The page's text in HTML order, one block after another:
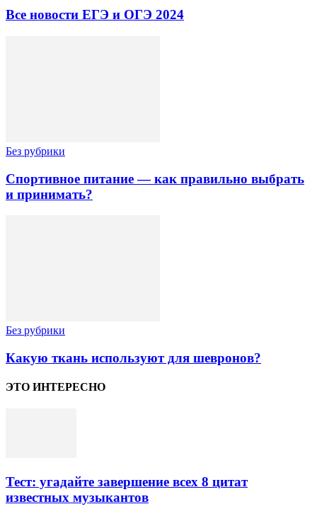
Все новости ЕГЭ и ОГЭ 2024
Без рубрики
Спортивное питание — как правильно выбрать
и принимать?
Без рубрики
Какую ткань используют для шевронов?
ЭТО ИНТЕРЕСНО
Тест: угадайте завершение всех 8 цитат
известных музыкантов